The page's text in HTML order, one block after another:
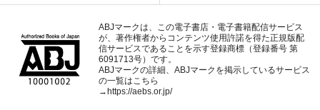
ABJマークは、この電子書店・電子書籍配信サービス
が、著作権者からコンテンツ使用許諾を得た正規版配
信サービスであることを示す登録商標（登録番号 第
6091713号）です。
ABJマークの詳細、ABJマークを掲示しているサービス
の一覧はこちら
→https://aebs.or.jp/